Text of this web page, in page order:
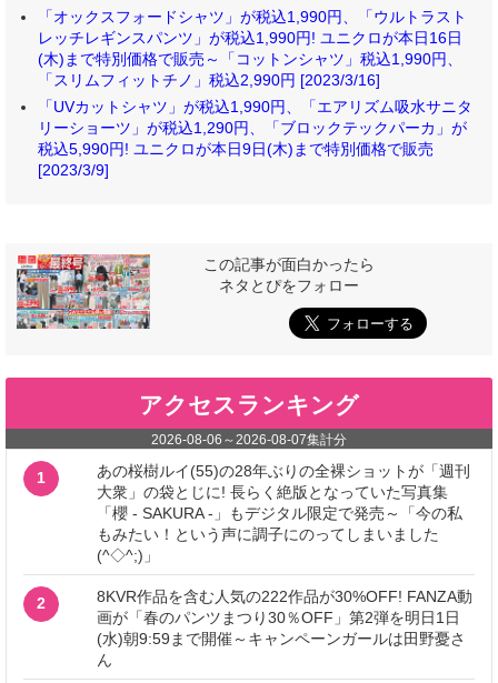
「オックスフォードシャツ」が税込1,990円、「ウルトラスト
レッチレギンスパンツ」が税込1,990円! ユニクロが本日16日
(木)まで特別価格で販売～「コットンシャツ」税込1,990円、
「スリムフィットチノ」税込2,990円 [2023/3/16]
「UVカットシャツ」が税込1,990円、「エアリズム吸水サニタ
リーショーツ」が税込1,290円、「ブロックテックパーカ」が
税込5,990円! ユニクロが本日9日(木)まで特別価格で販売
[2023/3/9]
この記事が面白かったら
ネタとぴをフォロー
アクセスランキング
2026-08-06 ～ 2026-08-07集計分
1
あの桜樹ルイ(55)の28年ぶりの全裸ショットが「週刊
大衆」の袋とじに! 長らく絶版となっていた写真集
「櫻 - SAKURA -」もデジタル限定で発売～「今の私
もみたい！という声に調子にのってしまいました
(^◇^;)」
2
8KVR作品を含む人気の222作品が30%OFF! FANZA動
画が「春のパンツまつり30％OFF」第2弾を明日1日
(水)朝9:59まで開催～キャンペーンガールは田野憂さ
ん